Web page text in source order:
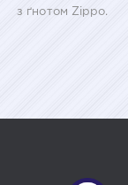
з ґнотом Zippo.